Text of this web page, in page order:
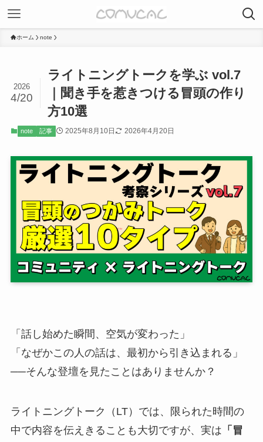
ホーム note
ライトニングトークを学ぶ vol.7
｜聞き手を惹きつける冒頭の作り
方10選
2026
4/20
note 記事 2025年8月10日 2026年4月20日
「話し始めた瞬間、空気が変わった」
「なぜかこの人の話は、最初から引き込まれる」
──そんな登壇を見たことはありませんか？
ライトニングトーク（LT）では、限られた時間の
中で内容を伝えきることも大切ですが、実は 「冒